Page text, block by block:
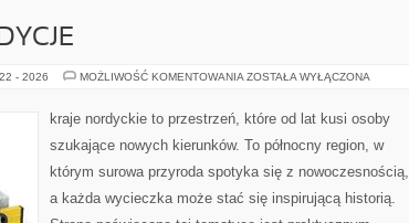
- 2026 MOŻLIWOŚĆ KOMENTOWANIA KULTURA
ZOSTAŁA WYŁĄCZONA
kraje nordyckie to przestrzeń, które od lat kusi osoby
szukające nowych kierunków. To północny region, w
którym surowa przyroda spotyka się z nowoczesnością,
a każda wycieczka może stać się inspirującą historią.